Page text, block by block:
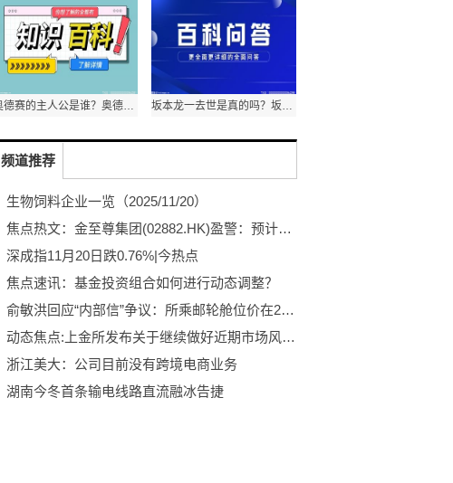
奥德赛的主人公是谁？奥德赛是喜剧吗？ 坂本龙一去世是真的吗？坂本龙一的作品有哪些？
频道推荐
生物饲料企业一览（2025/11/20）
焦点热文：金至尊集团(02882.HK)盈警：预计中期净亏损为8500万至9500万港元
深成指11月20日跌0.76%|今热点
焦点速讯：基金投资组合如何进行动态调整？
俞敏洪回应“内部信”争议：所乘邮轮舱位价在20-25万之间，没有花148万，计划明年带10名左右优秀员工游南极
动态焦点:上金所发布关于继续做好近期市场风险控制工作的通知
浙江美大：公司目前没有跨境电商业务
湖南今冬首条输电线路直流融冰告捷